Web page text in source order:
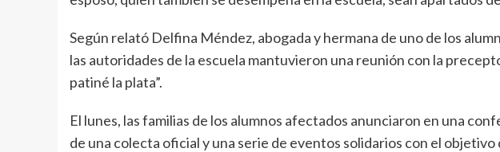
Según relató Delfina Méndez, abogada y hermana de uno de los
las autoridades de la escuela mantuvieron una reunión con la
patiné la plata”.
El lunes, las familias de los alumnos afectados anunciaron en una
de una colecta oficial y una serie de eventos solidarios con el